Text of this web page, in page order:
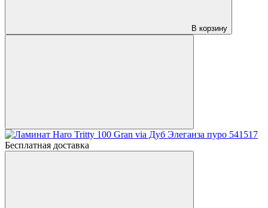
В корзину
Бесплатная доставка